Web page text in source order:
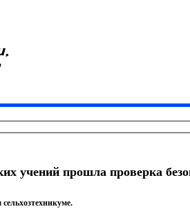
учений прошла проверка